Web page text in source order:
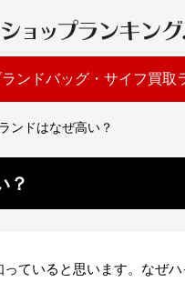
ランドバッグ・サイフ買取
ンドはなぜ高い？
？
ていると思います。なぜ